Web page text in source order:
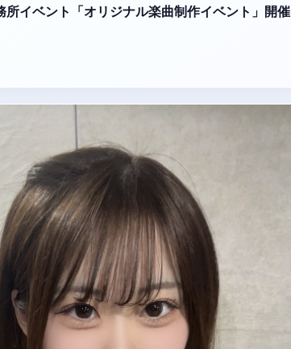
所イベント「オリジナル楽曲制作イベント」開催